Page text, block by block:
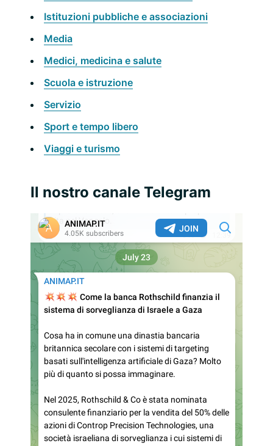
Istituzioni pubbliche e associazioni
Media
Medici, medicina e salute
Scuola e istruzione
Servizio
Sport e tempo libero
Viaggi e turismo
Il nostro canale Telegram